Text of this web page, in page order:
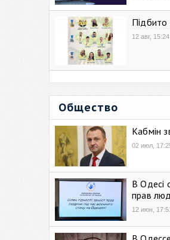
Підбито
12 авг, 15:24
Общество
Кабмін
02 июл,
В Одесі
прав
12 июн,